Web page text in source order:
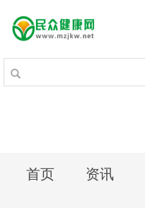
首页 资讯